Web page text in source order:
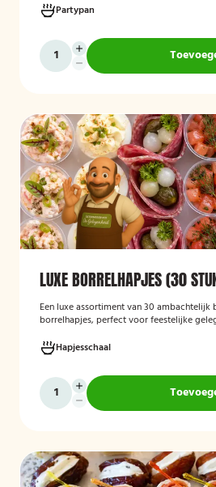
geleverd en hoeft alleen nog verwarmd te
een eenvoudige en praktische
verjaardagen, jubilea, bedrijfsfeesten en
Partypan
LUXE BORRELHAPJES (30
Een luxe assortiment van 30 ambachtelijk
borrelhapjes, perfect voor feestelijke
Hapjesschaal